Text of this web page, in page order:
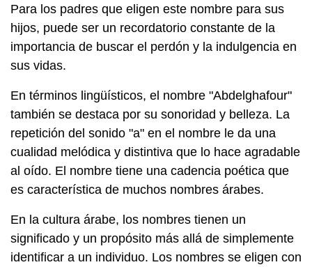
Para los padres que eligen este nombre para sus
hijos, puede ser un recordatorio constante de la
importancia de buscar el perdón y la indulgencia en
sus vidas.
En términos lingüísticos, el nombre "Abdelghafour"
también se destaca por su sonoridad y belleza. La
repetición del sonido "a" en el nombre le da una
cualidad melódica y distintiva que lo hace agradable
al oído. El nombre tiene una cadencia poética que
es característica de muchos nombres árabes.
En la cultura árabe, los nombres tienen un
significado y un propósito más allá de simplemente
identificar a un individuo. Los nombres se eligen con